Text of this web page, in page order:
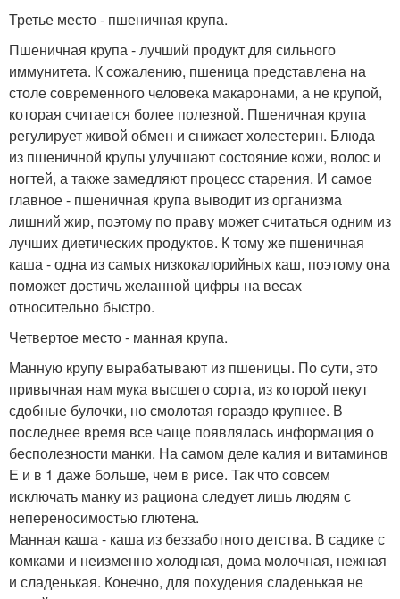
Третье место - пшеничная крупа.
Пшеничная крупа - лучший продукт для сильного
иммунитета. К сожалению, пшеница представлена на
столе современного человека макаронами, а не крупой,
которая считается более полезной. Пшеничная крупа
регулирует живой обмен и снижает холестерин. Блюда
из пшеничной крупы улучшают состояние кожи, волос и
ногтей, а также замедляют процесс старения. И самое
главное - пшеничная крупа выводит из организма
лишний жир, поэтому по праву может считаться одним из
лучших диетических продуктов. К тому же пшеничная
каша - одна из самых низкокалорийных каш, поэтому она
поможет достичь желанной цифры на весах
относительно быстро.
Четвертое место - манная крупа.
Манную крупу вырабатывают из пшеницы. По сути, это
привычная нам мука высшего сорта, из которой пекут
сдобные булочки, но смолотая гораздо крупнее. В
последнее время все чаще появлялась информация о
бесполезности манки. На самом деле калия и витаминов
Е и в 1 даже больше, чем в рисе. Так что совсем
исключать манку из рациона следует лишь людям с
непереносимостью глютена.
Манная каша - каша из беззаботного детства. В садике с
комками и неизменно холодная, дома молочная, нежная
и сладенькая. Конечно, для похудения сладенькая не